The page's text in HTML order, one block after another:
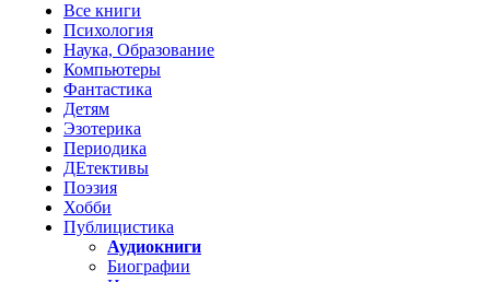
Все книги
Психология
Наука, Образование
Компьютеры
Фантастика
Детям
Эзотерика
Периодика
ДЕтективы
Поэзия
Хобби
Публицистика
Аудиокниги
Биографии